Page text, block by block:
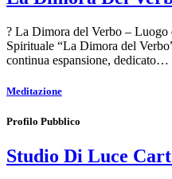
? La Dimora del Verbo – Luogo
Spirituale “La Dimora del
continua espansione, dedicato…
Meditazione
Profilo Pubblico
Studio Di Luce